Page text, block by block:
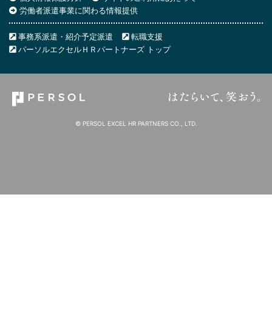
労働者派遣事業に関わる情報提供
事務系派遣・紹介予定派遣
転職支援
パーソルエクセルＨＲパートナーズ トップ
© PERSOL EXCEL HR PARTNERS CO., LTD.